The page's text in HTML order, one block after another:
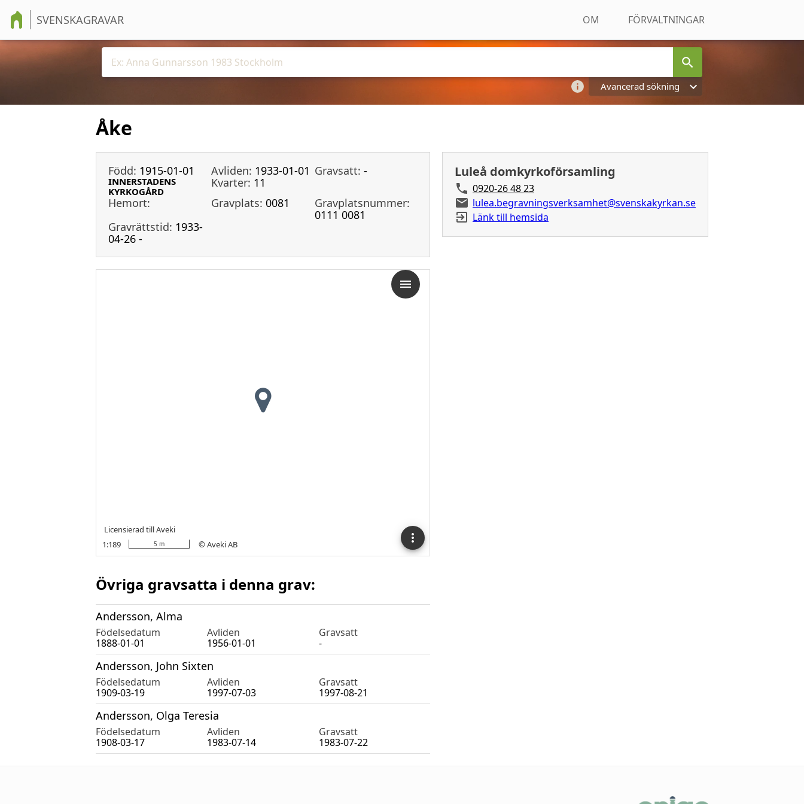
SVENSKAGRAVAR OM FÖRVALTNINGAR
Avancerad sökning
Åke
Född: 1915-01-01 Avliden: 1933-01-01 Gravsatt: -
INNERSTADENS
KYRKOGÅRD
Kvarter: 11
Hemort:
Gravplats: 0081
Gravplatsnummer:
0111 0081
Gravrättstid: 1933-
04-26 -
Övriga gravsatta i denna grav:
Andersson, Alma
Födelsedatum Avliden
Gravsatt
1888-01-01
1956-01-01 -
Andersson, John Sixten
Födelsedatum Avliden
Gravsatt
1909-03-19
1997-07-03 1997-08-21
Andersson, Olga Teresia
Födelsedatum Avliden
Gravsatt
1908-03-17
1983-07-14 1983-07-22
Luleå domkyrkoförsamling
0920-26 48 23
lulea.begravningsverksamhet@svenskakyrkan.se
Länk till hemsida